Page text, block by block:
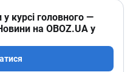
курсі головного —
на OBOZ.UA у